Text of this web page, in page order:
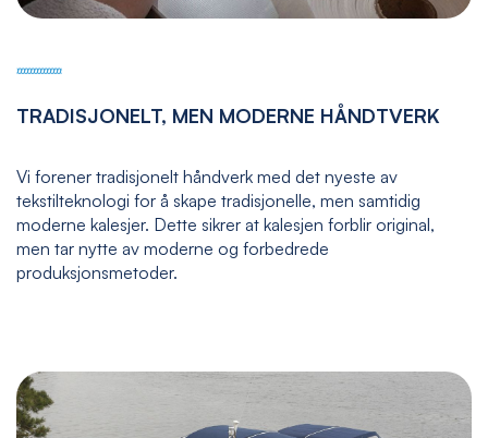
TRADISJONELT, MEN MODERNE HÅNDTVERK
Vi forener tradisjonelt håndverk med det nyeste av
tekstilteknologi for å skape tradisjonelle, men samtidig
moderne kalesjer. Dette sikrer at kalesjen forblir original,
men tar nytte av moderne og forbedrede
produksjonsmetoder.